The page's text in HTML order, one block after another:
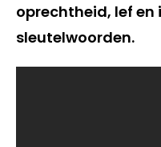
oprechtheid, lef
sleutelwoorden.